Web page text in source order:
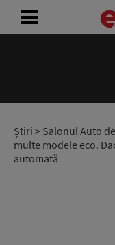
Știri > Salonul Auto
multe modele eco.
automată
RADIO
CONCURSURI